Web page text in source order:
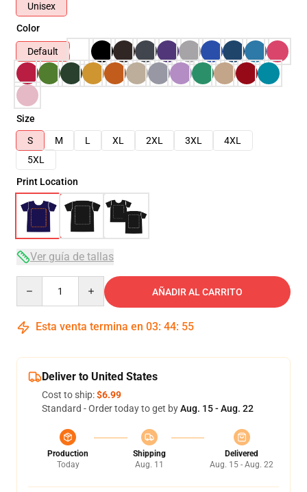
Unisex
Color
Default
Size
S
M L XL 2XL 3XL
4XL
5XL
Print Location
Ver guía de tallas
AÑADIR AL CARRITO
Esta venta termina en 03: 44: 54
Deliver to United States
Cost to ship:$6.99
Standard - Order today to get byAug. 15 - Aug. 22
Production
Today
Shipping
Aug. 11
Delivered
Aug. 15 - Aug. 22